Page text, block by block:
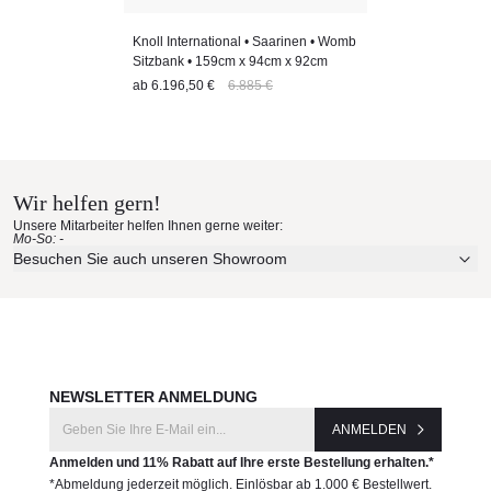
Knoll International • Saarinen • Womb
Sitzbank • 159cm x 94cm x 92cm
ab 6.196,50 € 6.885 €
Wir helfen gern!
Unsere Mitarbeiter helfen Ihnen gerne weiter:
Mo-So: -
Besuchen Sie auch unseren Showroom
NEWSLETTER ANMELDUNG
ANMELDEN
Anmelden und 11% Rabatt auf Ihre erste Bestellung erhalten.*
*Abmeldung jederzeit möglich. Einlösbar ab 1.000 € Bestellwert.